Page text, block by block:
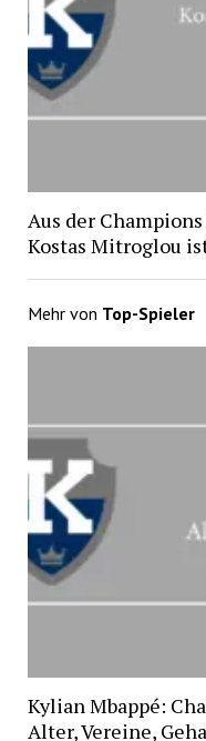
Aus der
Kostas Mitroglou
Mehr von Top-Spieler
Kylian Mbappé:
Alter, Vereine,